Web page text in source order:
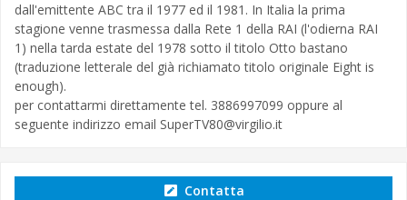
dall'emittente ABC tra il 1977 ed il 1981. In Italia la prima
stagione venne trasmessa dalla Rete 1 della RAI (l'odierna RAI
1) nella tarda estate del 1978 sotto il titolo Otto bastano
(traduzione letterale del già richiamato titolo originale Eight is
enough).
per contattarmi direttamente tel. 3886997099 oppure al
seguente indirizzo email SuperTV80@virgilio.it
Contatta